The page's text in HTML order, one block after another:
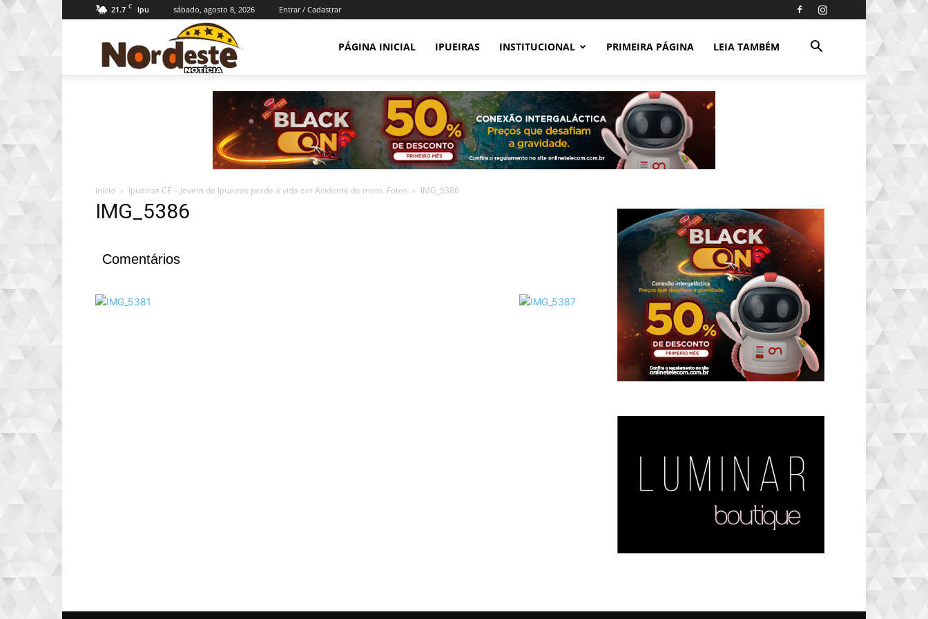
21.7 C Ipu sábado, agosto 8, 2026 Entrar / Cadastrar
Notícia
PÁGINA INICIAL IPUEIRAS INSTITUCIONAL PRIMEIRA PÁGINA LEIA TAMBÉM
Início Ipueiras CE – Jovem de Ipueiras perde a vida em Acidente de moto. Fotos IMG_5386
IMG_5386
Comentários